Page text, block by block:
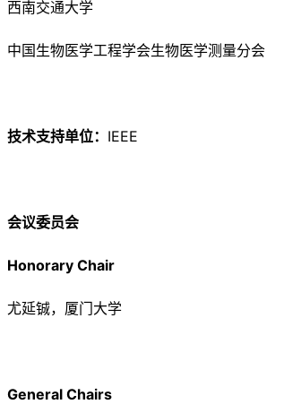
西南交通大学
中国生物医学工程学会生物医学测量分会
技术支持单位： IEEE
会议委员会
Honorary Chair
尤延铖，厦门大学
General Chairs